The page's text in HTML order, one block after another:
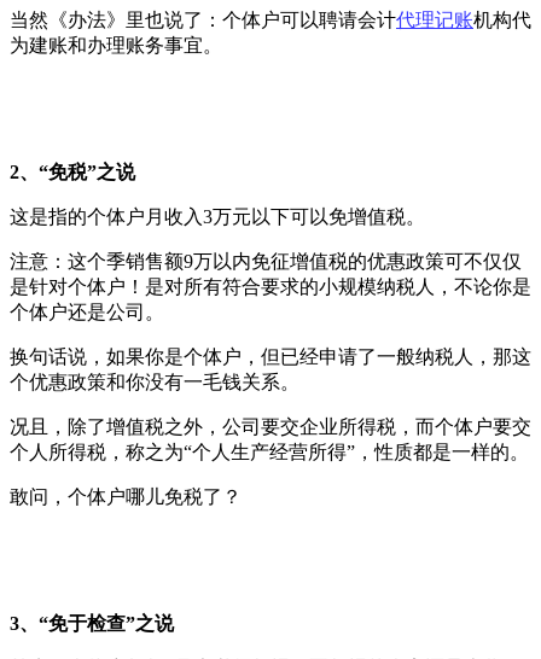
当然《办法》里也说了：个体户可以聘请会计代理记账机构代
为建账和办理账务事宜。
2、“免税”之说
这是指的个体户月收入3万元以下可以免增值税。
注意：这个季销售额9万以内免征增值税的优惠政策可不仅仅
是针对个体户！是对所有符合要求的小规模纳税人，不论你是
个体户还是公司。
换句话说，如果你是个体户，但已经申请了一般纳税人，那这
个优惠政策和你没有一毛钱关系。
况且，除了增值税之外，公司要交企业所得税，而个体户要交
个人所得税，称之为“个人生产经营所得”，性质都是一样的。
敢问，个体户哪儿免税了？
3、“免于检查”之说